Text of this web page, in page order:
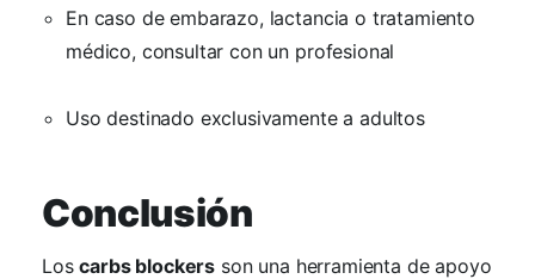
En caso de embarazo, lactancia o tratamiento
médico, consultar con un profesional
Uso destinado exclusivamente a adultos
Conclusión
Loscarbs blockers son una herramienta de apoyo